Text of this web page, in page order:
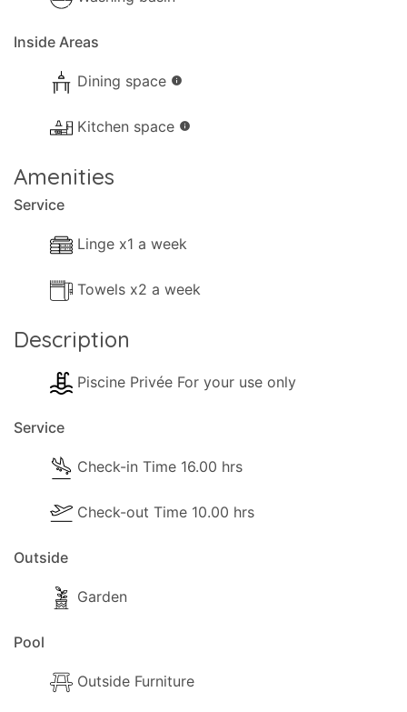
Linge : Une fois par semaine.
Serviettes : Deux fois par semaine, y compris
l'arrivée. Location de voiture : Recommandée.
disposition :
- Internet Wi-Fi.
- Salon climatisé
- Lave-vaisselle.
- Machine à laver.
- Canapés Lounge confortables.
- Cheminée.
-Sèche-cheveux.
- Fer et planche à repasser.
- Matériel de nettoyage.
- Livres.
Inside Areas
Dining space info
Kitchen space info
Amenities
Service
Linge x1 a week
Towels x2 a week
Description
Piscine Privée For your use only
Service
Check-in Time 16.00 hrs
Check-out Time 10.00 hrs
Outside
Garden
Pool
Outside Furniture